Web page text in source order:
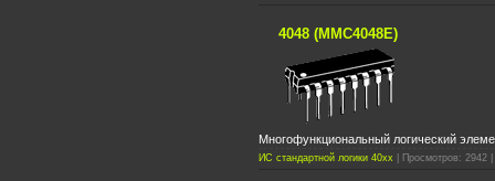
4048 (MMC4048E)
Многофункциональный логический
ИС стандартной логики 40xx | Просмотров: 2942